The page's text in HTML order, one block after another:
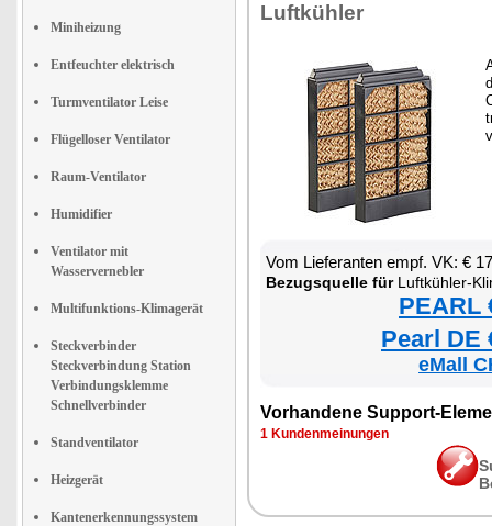
Miniheizung
Entfeuchter elektrisch
Turmventilator Leise
Flügelloser Ventilator
Raum-Ventilator
Humidifier
Ventilator mit
Wasservernebler
Multifunktions-Klimagerät
Steckverbinder
Steckverbindung Station
Verbindungsklemme
Schnellverbinder
Standventilator
Heizgerät
Kantenerkennungssystem
Luftkühler
Vom Lieferanten empf. VK: €
Bezugsquelle fürLuftkühler-
PEARL
Pearl DE
eMall
Vorhandene Support-
1 Kundenmeinungen